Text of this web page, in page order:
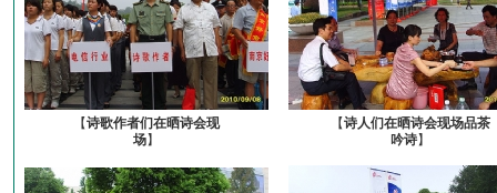
【诗歌作者们在晒诗会现
场】
【诗人们在晒诗会现场品茶
吟诗】